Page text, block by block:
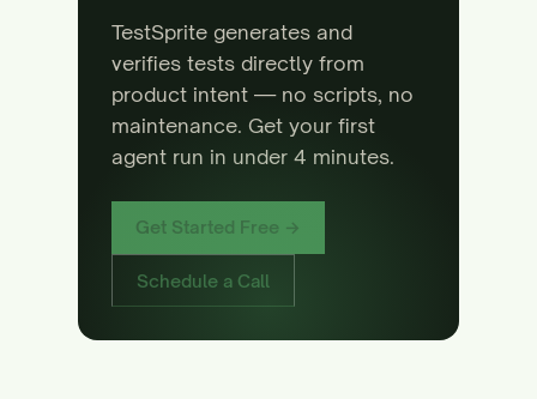
TestSprite generates and
verifies tests directly from
product intent — no scripts, no
maintenance. Get your first
agent run in under 4 minutes.
Get Started Free →
Schedule a Call